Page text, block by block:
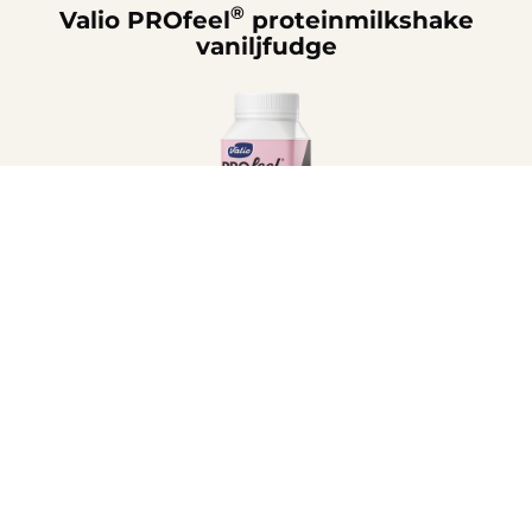
Valio PROfeel®proteinmilkshake
vaniljfudge